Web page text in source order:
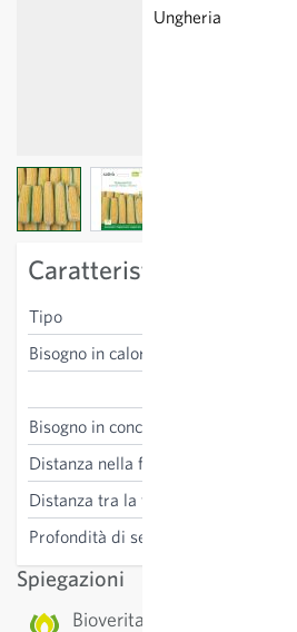
Ungheria
View larger imageView larger image
Caratteristiche
Tipo
Bisogno in calore
Bisogno in concime
Distanza nella fila
Distanza tra la fila
Profondità di semina
Spiegazioni
Bioverita: Si tratta di una